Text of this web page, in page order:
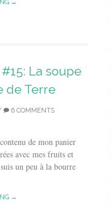
→
La soupe
de Terre
6 COMMENTS
de mon panier
avec mes fruits et
un peu à la bourre
→